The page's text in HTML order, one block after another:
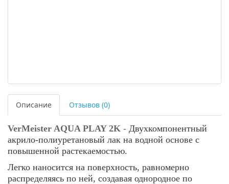
Описание Отзывов (0)
VerMeister AQUA PLAY 2K - Двухкомпонентный
акрило-полиуретановый лак на водной основе с
повышенной растекаемостью.
Легко наносится на поверхность, равномерно
распределяясь по ней, создавая однородное по